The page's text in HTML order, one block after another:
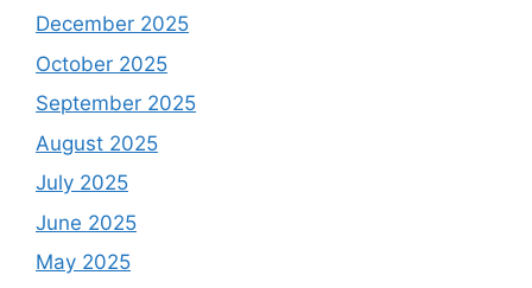
December 2025
October 2025
September 2025
August 2025
July 2025
June 2025
May 2025